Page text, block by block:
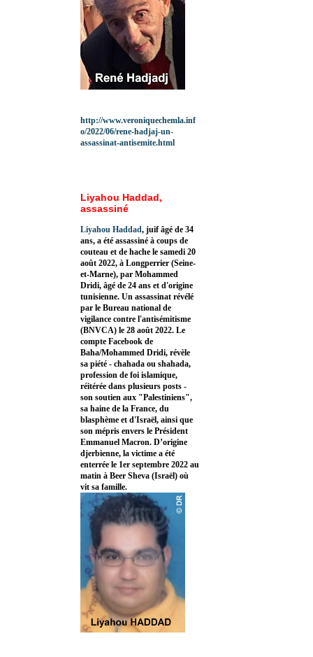
http://www.veroniquechemla.inf
o/2022/06/rene-hadjaj-un-
assassinat-antisemite.html
Liyahou Haddad,
assassiné
Liyahou Haddad, juif âgé de 34
ans, a été assassiné à coups de
couteau et de hache le samedi 20
août 2022, à Longperrier (Seine-
et-Marne), par Mohammed
Dridi, âgé de 24 ans et d'origine
tunisienne. Un assassinat révélé
par le Bureau national de
vigilance contre l'antisémitisme
(BNVCA) le 28 août 2022. Le
compte Facebook de
Baha/Mohammed Dridi, révèle
sa piété - chahada ou shahada,
profession de foi islamique,
réitérée dans plusieurs posts -
son soutien aux "Palestiniens",
sa haine de la France, du
blasphème et d'Israël, ainsi que
son mépris envers le Président
Emmanuel Macron. D’origine
djerbienne, la victime a été
enterrée le 1er septembre 2022 au
matin à Beer Sheva (Israël) où
vit sa famille.